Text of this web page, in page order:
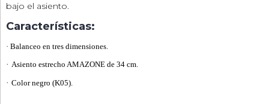
bajo el asiento.
Características:
· Balanceo en tres dimensiones.
· Asiento estrecho AMAZONE de 34 cm.
· Color negro (K05).